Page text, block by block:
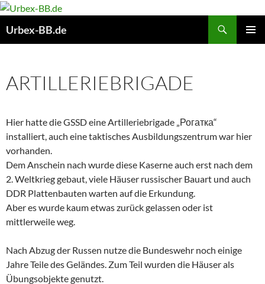
Urbex-BB.de
ARTILLERIEBRIGADE
Hier hatte die GSSD eine Artilleriebrigade „Рогатка“
installiert, auch eine taktisches Ausbildungszentrum war hier
vorhanden.
Dem Anschein nach wurde diese Kaserne auch erst nach dem
2. Weltkrieg gebaut, viele Häuser russischer Bauart und auch
DDR Plattenbauten warten auf die Erkundung.
Aber es wurde kaum etwas zurück gelassen oder ist
mittlerweile weg.
Nach Abzug der Russen nutze die Bundeswehr noch einige
Jahre Teile des Geländes. Zum Teil wurden die Häuser als
Übungsobjekte genutzt.